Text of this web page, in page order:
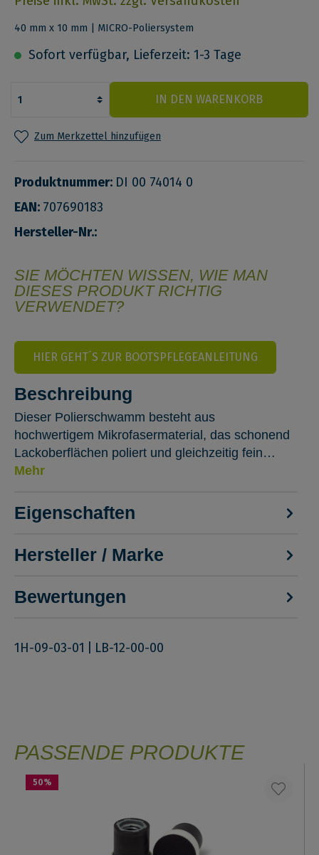
40 mm x 10 mm | MICRO-Poliersystem
Sofort verfügbar, Lieferzeit: 1-3 Tage
IN DEN WARENKORB
Zum Merkzettel hinzufügen
Produktnummer: DI 00 74014 0
EAN: 707690183
Hersteller-Nr.:
SIE MÖCHTEN WISSEN, WIE MAN
DIESES PRODUKT RICHTIG
VERWENDET?
HIER GEHT´S ZUR BOOTSPFLEGEANLEITUNG
Beschreibung
Dieser Polierschwamm besteht aus
hochwertigem Mikrofasermaterial, das schonend
Lackoberflächen poliert und gleichzeitig fein…
Mehr
Eigenschaften
Hersteller / Marke
Bewertungen
1H-09-03-01 LB-12-00-00
PASSENDE PRODUKTE
50%